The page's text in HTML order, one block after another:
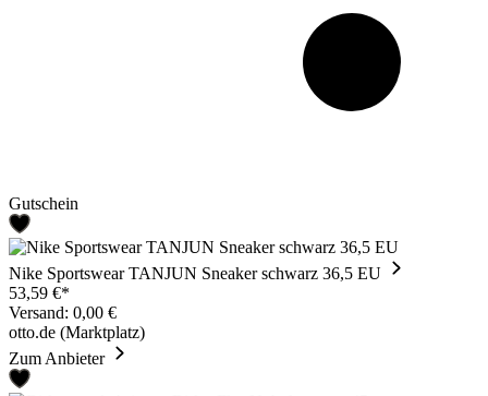
Gutschein
Nike Sportswear TANJUN Sneaker schwarz 36,5 EU
53,59 €*
Versand: 0,00 €
otto.de (Marktplatz)
Zum Anbieter